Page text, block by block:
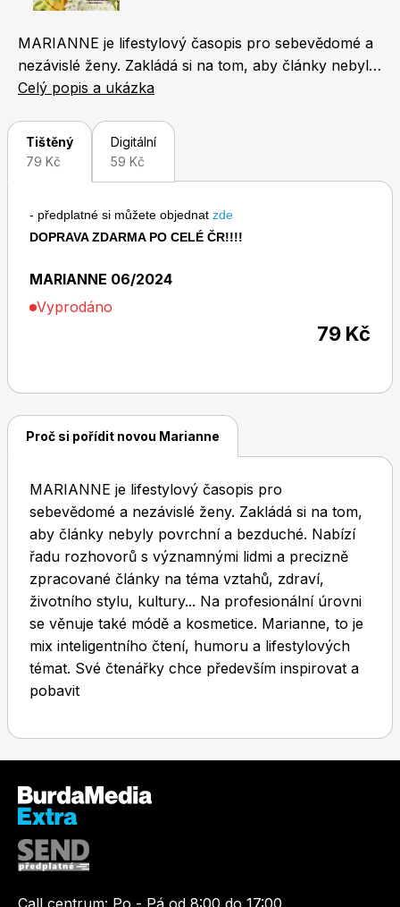
Chip
Sudoku a křížovky
Dětské časopisy
Burda Best of
MARIANNE je lifestylový časopis pro sebevědomé a
nezávislé ženy. Zakládá si na tom, aby články nebyly
povrchní a bezduché. Nabízí řadu rozhovorů s
téma vztahů, zdraví, životního stylu, kultury... Na
profesionální úrovni se věnuje také módě a
kosmetice. Marianne, to je mix inteligentního čtení,
především inspirovat a pobavit
Celý popis a ukázka
Tištěný
79 Kč
Digitální
59 Kč
- předplatné si můžete objednat zde
DOPRAVA ZDARMA PO CELÉ ČR!!!!
MARIANNE 06/2024
Vyprodáno
79 Kč
Proč si pořídit novou Marianne
MARIANNE je lifestylový časopis pro
sebevědomé a nezávislé ženy. Zakládá si na tom,
aby články nebyly povrchní a bezduché. Nabízí
řadu rozhovorů s významnými lidmi a precizně
zpracované články na téma vztahů, zdraví,
životního stylu, kultury... Na profesionální úrovni
se věnuje také módě a kosmetice. Marianne, to je
mix inteligentního čtení, humoru a lifestylových
témat. Své čtenářky chce především inspirovat a
pobavit
Call centrum: Po - Pá od 8:00 do 17:00